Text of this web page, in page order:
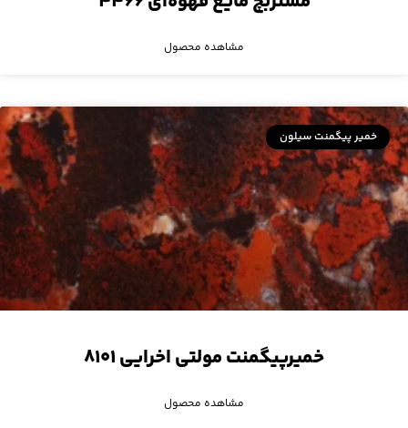
مشاهده محصول
خمیر پیگمنت سیلون
خمیرپیگمنت مولتی اخرایی ۸۱۰۱
مشاهده محصول